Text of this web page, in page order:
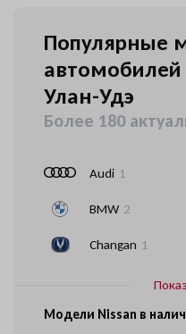
Популярные
автомобилей
Улан-Удэ
Более 180
Audi 1
BMW 2
Changan 1
Модели Nissan в